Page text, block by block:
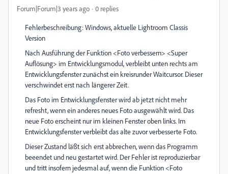
Forum|Forum|3 years ago 0 replies
Fehlerbeschreibung: Windows, aktuelle Lightroom Classis
Version
Nach Ausführung der Funktion <Foto verbessern> <Super
Auflösung> im Entwicklungsmodul, verbleibt unten rechts am
Entwicklungsfenster zunächst ein kreisrunder Waitcursor. Dieser
verschwindet erst nach längerer Zeit.
Das Foto im Entwicklungsfenster wird ab jetzt nicht mehr
refresht, wenn ein anderes neues Foto ausgewählt wird. Das
neue Foto erscheint nur im kleinen Fenster oben links. Im
Entwicklungsfenster verbleibt das alte zuvor verbesserte Foto.
Dieser Zustand läßt sich erst abbrechen, wenn das Programm
beeendet und neu gestartet wird. Der Fehler ist reproduzierbar
und tritt insofern jedesmal auf, wenn die Funktion <Foto